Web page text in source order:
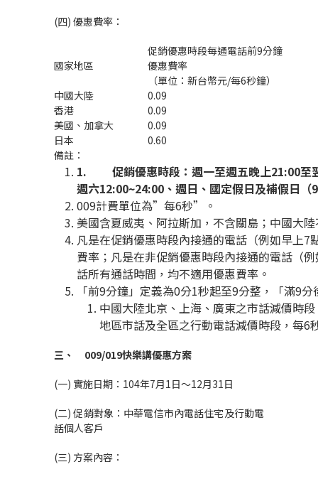
(四) 優惠費率：
國家地區
促銷優惠時段每通電話前9分鐘
優惠費率
（單位：新台幣元/每6秒鐘）
中國大陸
0.09
香港
0.09
美國、加拿大
0.09
日本
0.60
備註：
1. 促銷優惠時段：週一至週五晚上21:00
週六12:00~24:00、週日、國定假日及補假日
009計費單位為”每6秒”。
美國含夏威夷、阿拉斯加，不含關島；中國大
凡是在促銷優惠時段內接通的電話（例如早上
費率；凡是在非促銷優惠時段內接通的電話（
話所有通話時間，均不適用優惠費率。
「前9分鐘」定義為0分1秒起至9分整，「滿9
中國大陸北京、上海、廣東之市話減價時
地區市話及全區之行動電話減價時段，每6
三、 009/019快樂講優惠方案
(一) 實施日期：104年7月1日～12月31日
(二) 促銷對象：中華電信市內電話住宅及行動電
話個人客戶
(三) 方案內容：